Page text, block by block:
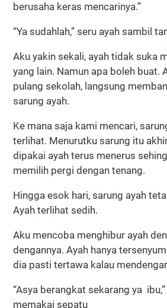
berusaha keras mencarinya.”
“Ya sudahlah,” seru ayah sambil
Aku yakin sekali, ayah tidak suka
yang lain. Namun apa boleh buat.
pulang sekolah, langsung
sarung ayah.
Ke mana saja kami mencari,
terlihat. Menurutku sarung itu
dipakai ayah terus menerus
memilih pergi dengan tenang.
Hingga esok hari, sarung ayah
Ayah terlihat sedih.
Aku mencoba menghibur ayah
dengannya. Ayah hanya
dia pasti tertawa kalau
“Asya berangkat sekarang ya
memakai sepatu